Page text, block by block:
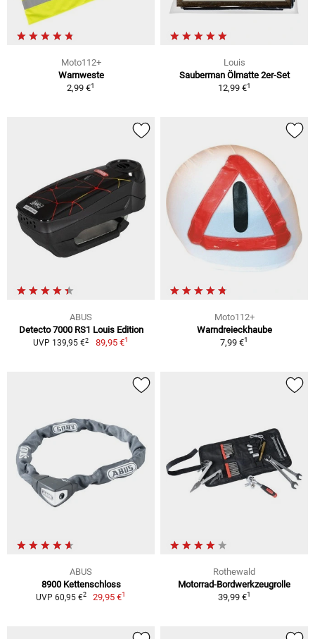
Moto112+
Warnweste
2,99 €1
Louis
Sauberman Ölmatte 2er-Set
12,99 €1
ABUS
Detecto 7000 RS1 Louis Edition
UVP 139,95 €2 89,95 €1
Moto112+
Warndreieckhaube
7,99 €1
ABUS
8900 Kettenschloss
UVP 60,95 €2 29,95 €1
Rothewald
Motorrad-Bordwerkzeugrolle
39,99 €1